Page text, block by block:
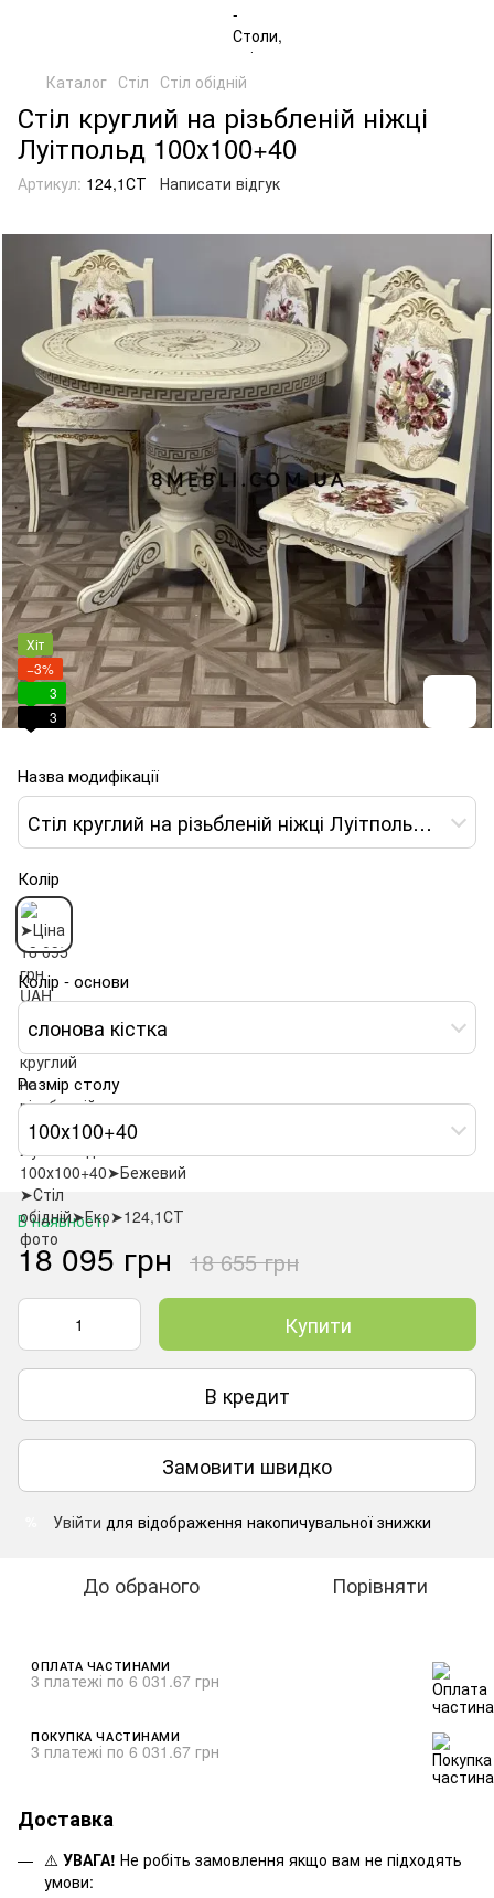
Каталог Стіл Стіл обідній
Стіл круглий на різьбленій ніжці
Луітпольд 100х100+40
Артикул: 124,1СТ Написати відгук
Хіт
−3%
3
3
Назва модифікації
Стіл круглий на різьбленій ніжці Луітпольд 100х100+40
Колір
Колір - основи
слонова кістка
Розмір столу
100х100+40
В наявності
18 095 грн 18 655 грн
Купити
В кредит
Замовити швидко
Увійти для відображення накопичувальної знижки
До обраного Порівняти
ОПЛАТА ЧАСТИНАМИ
3 платежі по 6 031.67 грн
ПОКУПКА ЧАСТИНАМИ
3 платежі по 6 031.67 грн
Доставка
⚠️ УВАГА! Не робіть замовлення якщо вам не підходять
умови: